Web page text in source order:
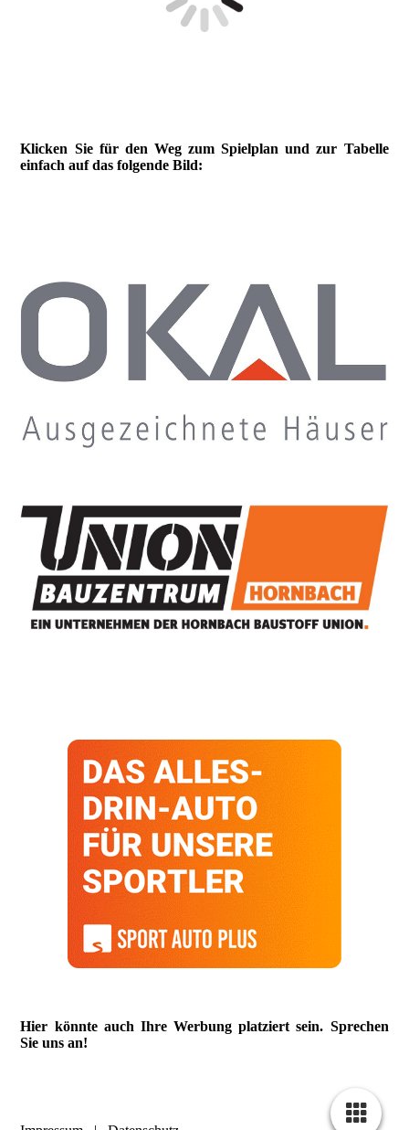
Klicken Sie für den Weg zum Spielplan und zur Tabelle
einfach auf das folgende Bild:
Hier könnte auch Ihre Werbung platziert sein. Sprechen
Sie uns an!